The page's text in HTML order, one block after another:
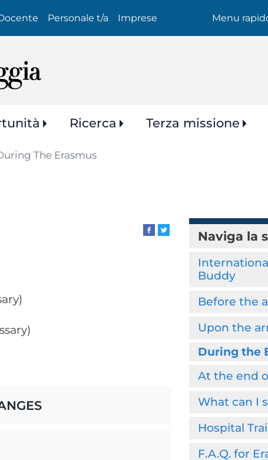
Personale t/a Imprese Menu
Ricerca Terza missione
The Erasmus
Naviga la
Buddy
Before the
Upon the
During the
At the end
What can I
Hospital
F.A.Q. for